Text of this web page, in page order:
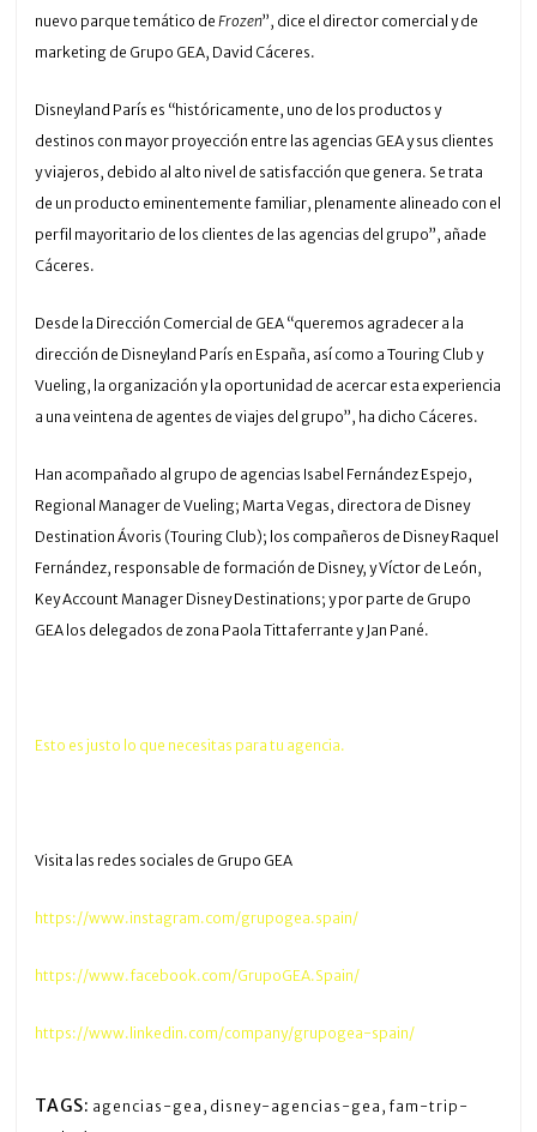
nuevo parque temático deFrozen”, dice el director comercial y de
marketing de Grupo GEA, David Cáceres.
Disneyland París es “históricamente, uno de los productos y
destinos con mayor proyección entre las agencias GEA y sus clientes
y viajeros, debido al alto nivel de satisfacción que genera. Se trata
de un producto eminentemente familiar, plenamente alineado con el
perfil mayoritario de los clientes de las agencias del grupo”, añade
Cáceres.
Desde la Dirección Comercial de GEA “queremos agradecer a la
dirección de Disneyland París en España, así como a Touring Club y
Vueling, la organización y la oportunidad de acercar esta experiencia
a una veintena de agentes de viajes del grupo”, ha dicho Cáceres.
Han acompañado al grupo de agencias Isabel Fernández Espejo,
Regional Manager de Vueling; Marta Vegas, directora de Disney
Destination Ávoris (Touring Club); los compañeros de Disney Raquel
Fernández, responsable de formación de Disney, y Víctor de León,
Key Account Manager Disney Destinations; y por parte de Grupo
GEA los delegados de zona Paola Tittaferrante y Jan Pané.
Esto es justo lo que necesitas para tu agencia.
Visita las redes sociales de Grupo GEA
https://www.instagram.com/grupogea.spain/
https://www.facebook.com/GrupoGEA.Spain/
https://www.linkedin.com/company/grupogea-spain/
TAGS: agencias-gea , disney-agencias-gea , fam-trip-